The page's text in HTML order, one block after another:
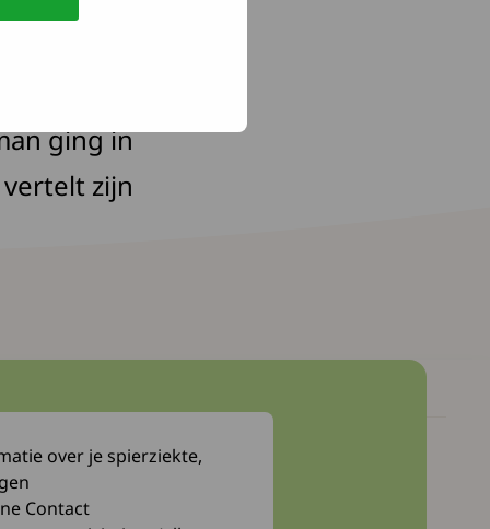
over
ging in
zijn
Myocafé
over je spierziekte,
Contact